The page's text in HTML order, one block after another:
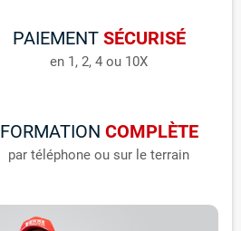
PAIEMENT SÉCURISÉ
en 1, 2, 4 ou 10X
FORMATION COMPLÈTE
par téléphone ou sur le terrain